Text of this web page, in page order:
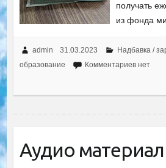
получать
из фонда
admin 31.03.2023 Надбавка /
образование
Комментариев нет
Аудио